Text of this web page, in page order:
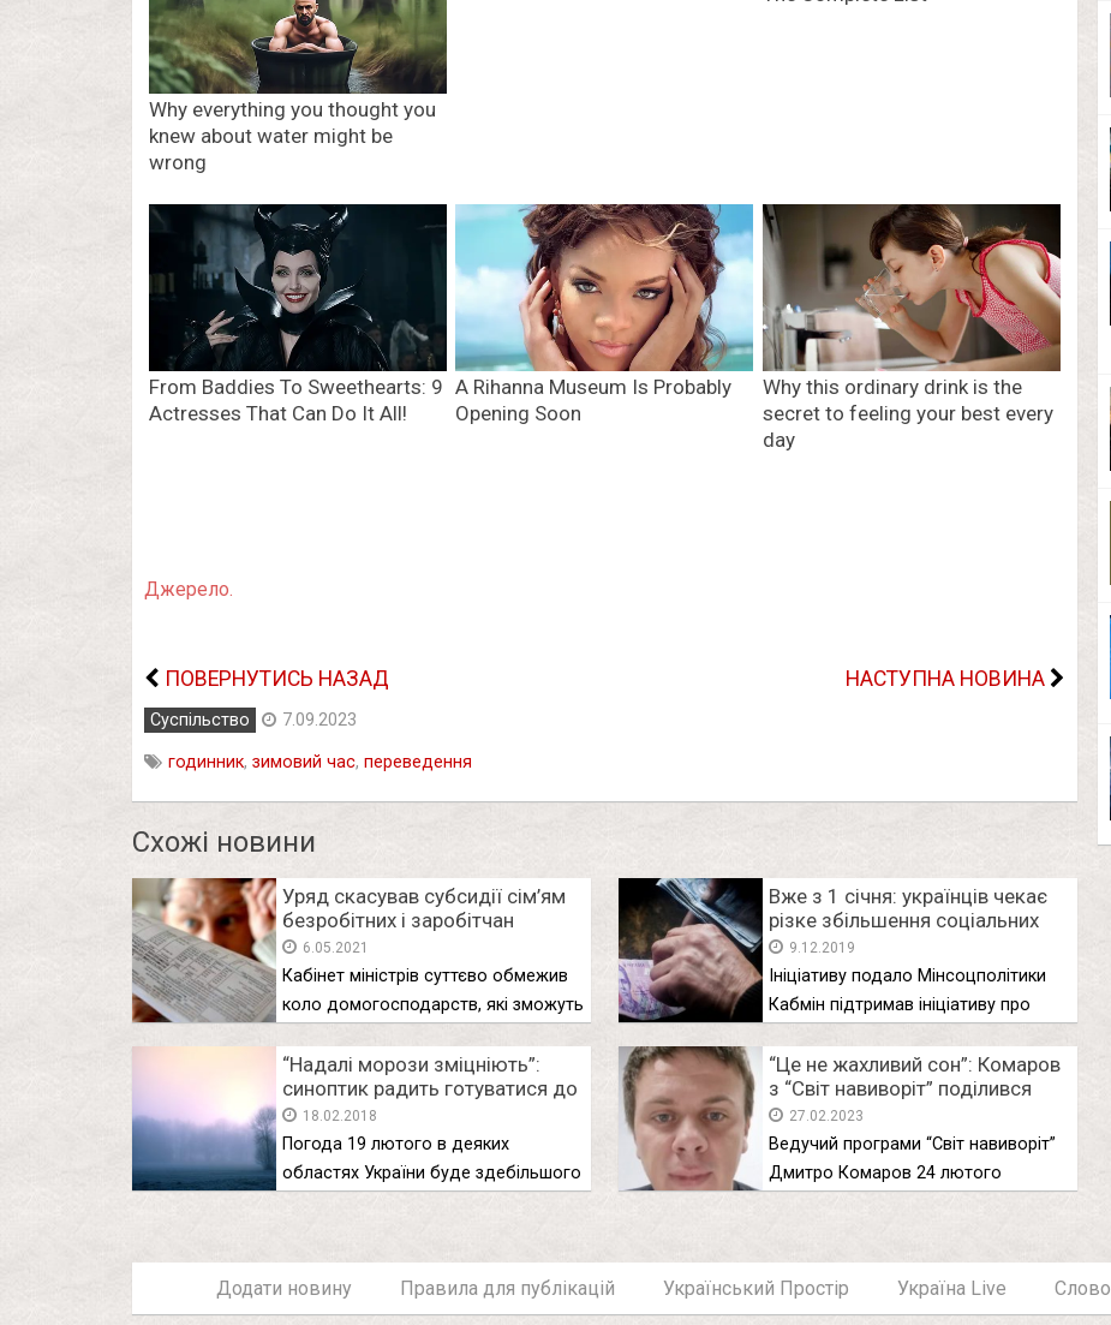
Джерело.
ПОВЕРНУТИСЬ НАЗАД НАСТУПНА НОВИНА
Суспільство 7.09.2023
годинник, зимовий час, переведення
Схожі новини
Уряд скасував субсидії сім’ям
безробітних і заробітчан
6.05.2021
Кабінет міністрів суттєво обмежив
коло домогосподарств, які зможуть
Вже з 1 січня: українців чекає
різке збільшення соціальних
виплат. До 7763 гривень
кожному!
9.12.2019
Ініціативу подало Мінсоцполітики
Кабмін підтримав ініціативу про
“Надалі морози зміцніють”:
синоптик радить готуватися до
холодного тижня
18.02.2018
Погода 19 лютого в деяких
областях України буде здебільшого
“Це не жахливий сон”: Комаров
з “Світ навиворіт” поділився
знімком, що вразив українців
27.02.2023
Ведучий програми “Світ навиворіт”
Дмитро Комаров 24 лютого
Додати новину Правила для публікацій Український Простір Україна Live Слово